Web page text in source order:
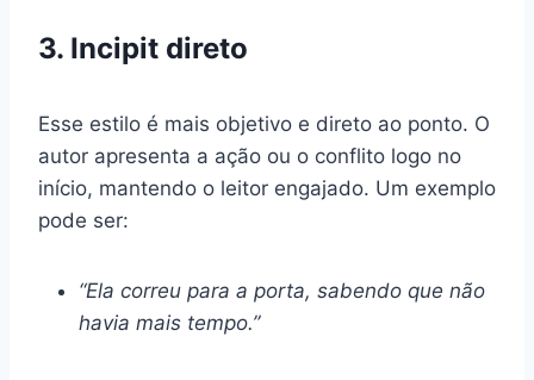
3. Incipit direto
Esse estilo é mais objetivo e direto ao ponto. O
autor apresenta a ação ou o conflito logo no
início, mantendo o leitor engajado. Um exemplo
pode ser:
“Ela correu para a porta, sabendo que não
havia mais tempo.”